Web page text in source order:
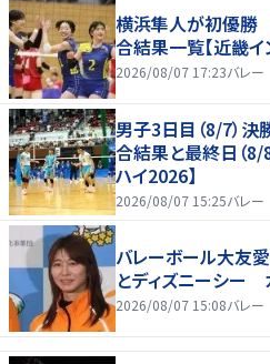
横浜隼人が初優勝
合結果一覧【近畿イ
2026/08/07 17:23バレー
男子3日目（8/7）決
合結果と最終日（8/
ハイ2026】
2026/08/07 15:25バレー
バレーボール大友
とディズニーシー
2026/08/07 15:08バレー